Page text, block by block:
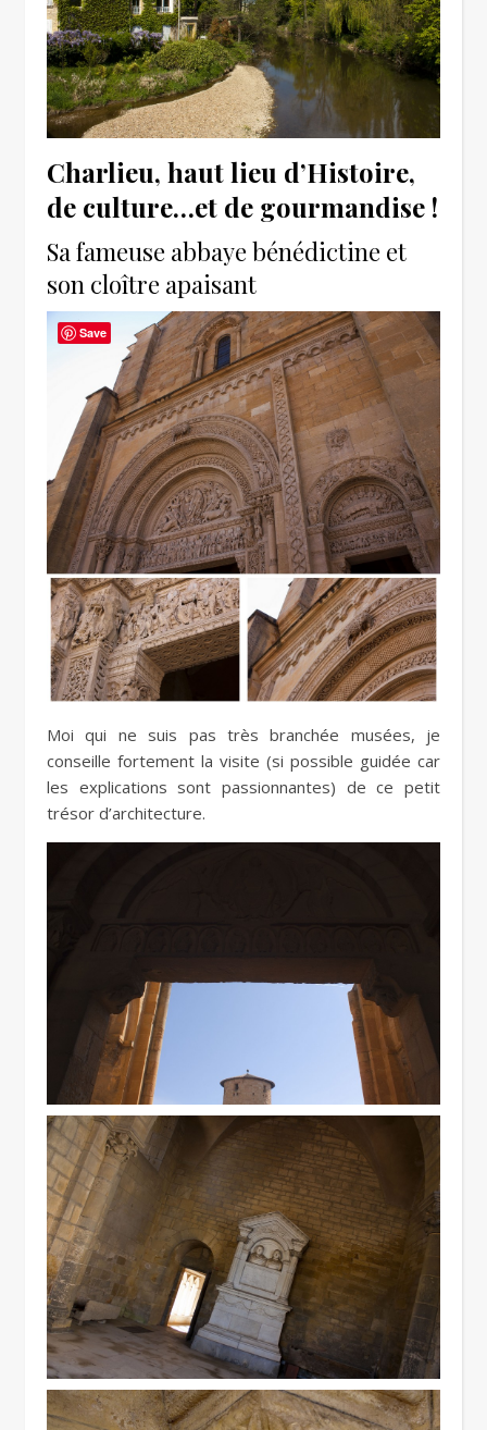
Charlieu, haut lieu d’Histoire,
de culture…et de gourmandise !
Sa fameuse abbaye bénédictine et
son cloître apaisant
Moi qui ne suis pas très branchée musées, je
conseille fortement la visite (si possible guidée car
les explications sont passionnantes) de ce petit
trésor d’architecture.
Save